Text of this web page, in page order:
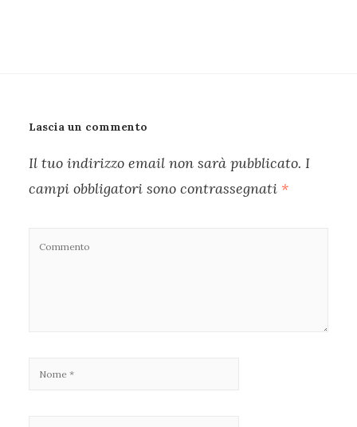
Lascia un commento
Il tuo indirizzo email non sarà pubblicato. I
campi obbligatori sono contrassegnati *